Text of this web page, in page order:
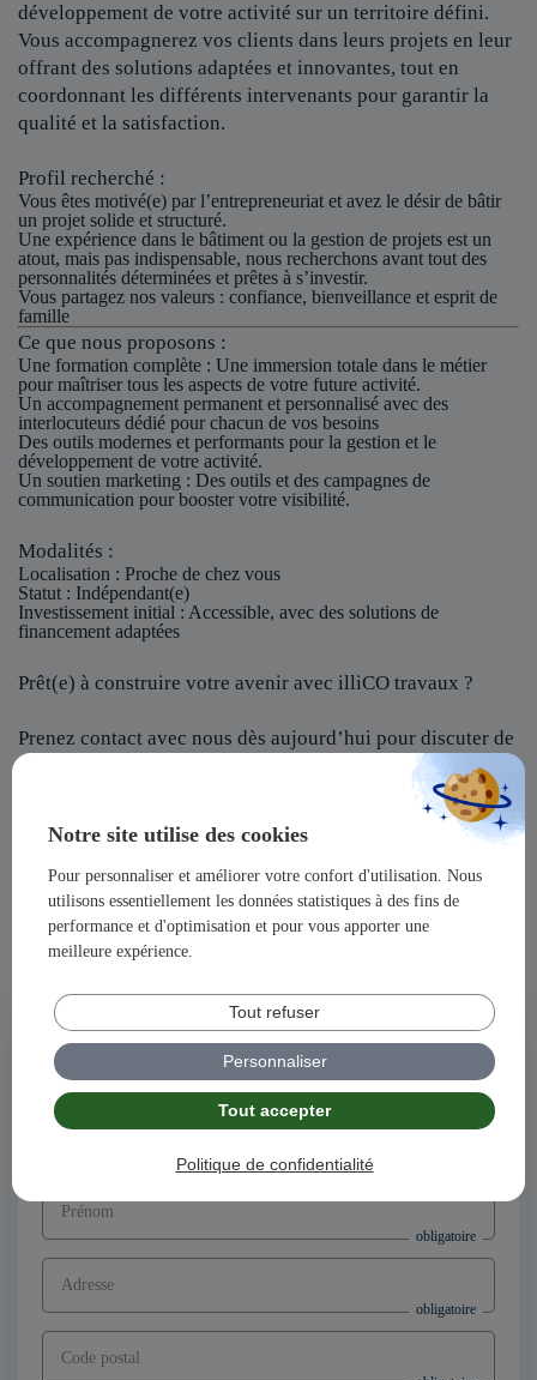
Notre site utilise des cookies
Pour personnaliser et améliorer votre confort d'utilisation. Nous
utilisons essentiellement les données statistiques à des fins de
performance et d'optimisation et pour vous apporter une
meilleure expérience.
Tout accepter
Tout refuser
Personnaliser
Politique de confidentialité
développement de votre activité sur un territoire défini.
Vous accompagnerez vos clients dans leurs projets en leur
offrant des solutions adaptées et innovantes, tout en
coordonnant les différents intervenants pour garantir la
qualité et la satisfaction.
Profil recherché :
Vous êtes motivé(e) par l’entrepreneuriat et avez le désir de bâtir
un projet solide et structuré.
Une expérience dans le bâtiment ou la gestion de projets est un
atout, mais pas indispensable, nous recherchons avant tout des
personnalités déterminées et prêtes à s’investir.
Vous partagez nos valeurs : confiance, bienveillance et esprit de
famille
Ce que nous proposons :
Une formation complète : Une immersion totale dans le métier
pour maîtriser tous les aspects de votre future activité.
Un accompagnement permanent et personnalisé avec des
interlocuteurs dédié pour chacun de vos besoins
Des outils modernes et performants pour la gestion et le
développement de votre activité.
Un soutien marketing : Des outils et des campagnes de
communication pour booster votre visibilité.
Modalités :
Localisation : Proche de chez vous
Statut : Indépendant(e)
Investissement initial : Accessible, avec des solutions de
financement adaptées
Prêt(e) à construire votre avenir avec illiCO travaux ?
Prenez contact avec nous dès aujourd’hui pour discuter de
votre projet et rejoindre notre réseau !
illiCO travaux vous offre l’opportunité de devenir un
acteur majeur dans un secteur dynamique et en pleine
expansion !
Ensemble, construisons votre avenir et votre succès avec
illiCO travaux !
Postuler à l'offre
Directeur d’agence franchisé F/H,
secteur Albi (81)
Prénom
Adresse
Code postal